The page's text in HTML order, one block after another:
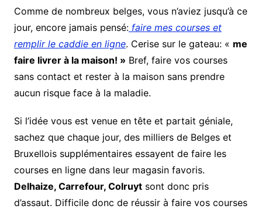
Comme de nombreux belges, vous n’aviez jusqu’à ce
jour, encore jamais pensé: faire mes courses et
remplir le caddie en ligne. Cerise sur le gateau: « me
faire livrer à la maison! » Bref, faire vos courses
sans contact et rester à la maison sans prendre
aucun risque face à la maladie.
Si l’idée vous est venue en tête et partait géniale,
sachez que chaque jour, des milliers de Belges et
Bruxellois supplémentaires essayent de faire les
courses en ligne dans leur magasin favoris.
Delhaize, Carrefour, Colruytsont donc pris
d’assaut. Difficile donc de réussir à faire vos courses